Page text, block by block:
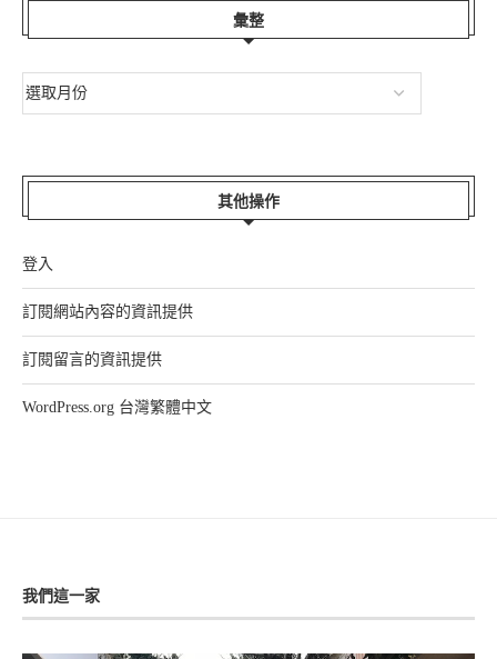
彙整
其他操作
登入
訂閱網站內容的資訊提供
訂閱留言的資訊提供
WordPress.org 台灣繁體中文
我們這一家